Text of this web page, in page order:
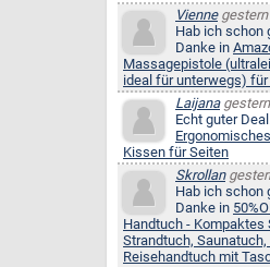
Viennegestern
Hab ich schon
Danke in
Massagepistole
ideal für unterwegs) für
Laijanagestern
Echt guter
Kissen für Seiten
Skrollan
Hab ich schon
Danke in
Handtuch - Kompaktes
Strandtuch,
Reisehandtuch mit